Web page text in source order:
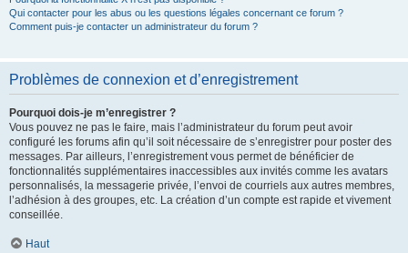
Qui contacter pour les abus ou les questions légales concernant ce forum ?
Comment puis-je contacter un administrateur du forum ?
Problèmes de connexion et d’enregistrement
Pourquoi dois-je m’enregistrer ?
Vous pouvez ne pas le faire, mais l’administrateur du forum peut avoir
configuré les forums afin qu’il soit nécessaire de s’enregistrer pour poster des
messages. Par ailleurs, l’enregistrement vous permet de bénéficier de
fonctionnalités supplémentaires inaccessibles aux invités comme les avatars
personnalisés, la messagerie privée, l’envoi de courriels aux autres membres,
l’adhésion à des groupes, etc. La création d’un compte est rapide et vivement
conseillée.
Haut